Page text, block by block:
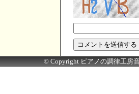
© Copyright ピアノの調律工房